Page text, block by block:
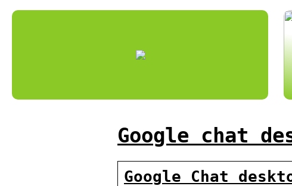
Google chat
Google Chat